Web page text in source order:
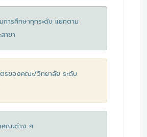
การศึกษาทุกระดับ แยกตาม
าขา
รของคณะ/วิทยาลัย ระดับ
คณะต่าง ๆ